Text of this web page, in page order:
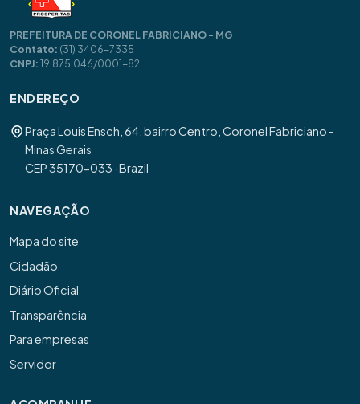
PREFEITURA DE CORONEL FABRICIANO - MG
Contato: (31) 3406-7335
CNPJ:19.875.046/0001-82
ENDEREÇO
Praça Louis Ensch, 64, bairro Centro, Coronel Fabriciano -
Minas Gerais
CEP 35170-033 · Brazil
NAVEGAÇÃO
Mapa do site
Cidadão
Diário Oficial
Transparência
Para empresas
Servidor